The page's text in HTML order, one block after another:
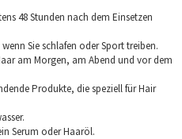
48 Stunden nach dem Einsetzen
Sie schlafen oder Sport treiben.
am Morgen, am Abend und vor dem
Produkte, die speziell für Hair
Serum oder Haaröl.